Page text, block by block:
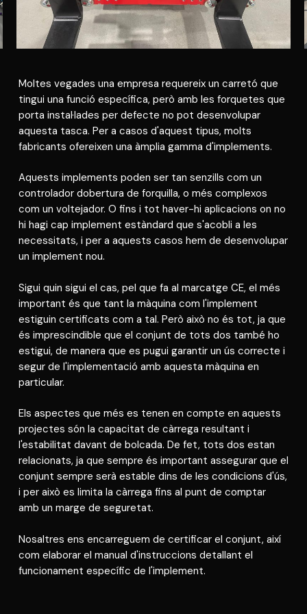
Moltes vegades una empresa requereix un carretó que
tingui una funció específica, però amb les forquetes que
porta instal·lades per defecte no pot desenvolupar
aquesta tasca. Per a casos d'aquest tipus, molts
fabricants ofereixen una àmplia gamma d'implements.
Aquests implements poden ser tan senzills com un
controlador dobertura de forquilla, o més complexos
com un voltejador. O fins i tot haver-hi aplicacions on no
hi hagi cap implement estàndard que s'acobli a les
necessitats, i per a aquests casos hem de desenvolupar
un implement nou.
Sigui quin sigui el cas, pel que fa al marcatge CE, el més
important és que tant la màquina com l'implement
estiguin certificats com a tal. Però això no és tot, ja que
és imprescindible que el conjunt de tots dos també ho
estigui, de manera que es pugui garantir un ús correcte i
segur de l'implementació amb aquesta màquina en
particular.
Els aspectes que més es tenen en compte en aquests
projectes són la capacitat de càrrega resultant i
l'estabilitat davant de bolcada. De fet, tots dos estan
relacionats, ja que sempre és important assegurar que el
conjunt sempre serà estable dins de les condicions d'ús,
i per això es limita la càrrega fins al punt de comptar
amb un marge de seguretat.
Nosaltres ens encarreguem de certificar el conjunt, així
com elaborar el manual d'instruccions detallant el
funcionament específic de l'implement.